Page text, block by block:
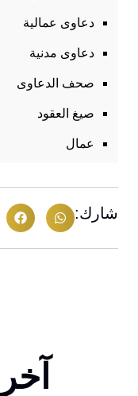
دعاوى عمالية
دعاوى مدنية
صحف الدعاوى
صيغ العقود
عمال
شارك: